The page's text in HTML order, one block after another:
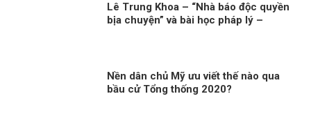
Lê Trung Khoa – “Nhà báo độc quyền
bịa chuyện” và bài học pháp lý –
Nền dân chủ Mỹ ưu viết thế nào qua
bầu cử Tổng thống 2020?